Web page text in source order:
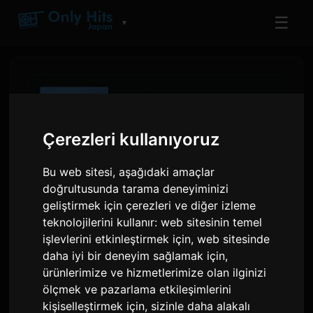
Çerezleri kullanıyoruz
Bu web sitesi, aşağıdaki amaçlar
doğrultusunda tarama deneyiminizi
geliştirmek için çerezleri ve diğer izleme
teknolojilerini kullanır:web sitesinin temel
işlevlerini etkinleştirmek için,web sitesinde
daha iyi bir deneyim sağlamak için,
ürünlerimize ve hizmetlerimize olan ilginizi
ölçmek ve pazarlama etkileşimlerini
kişiselleştirmek için, sizinle daha alakalı
▼ ☰
Amazon Music Listeleri,
Japonya'nın Yıl Ortası
Akışlarında Kenshi Yonezu ve